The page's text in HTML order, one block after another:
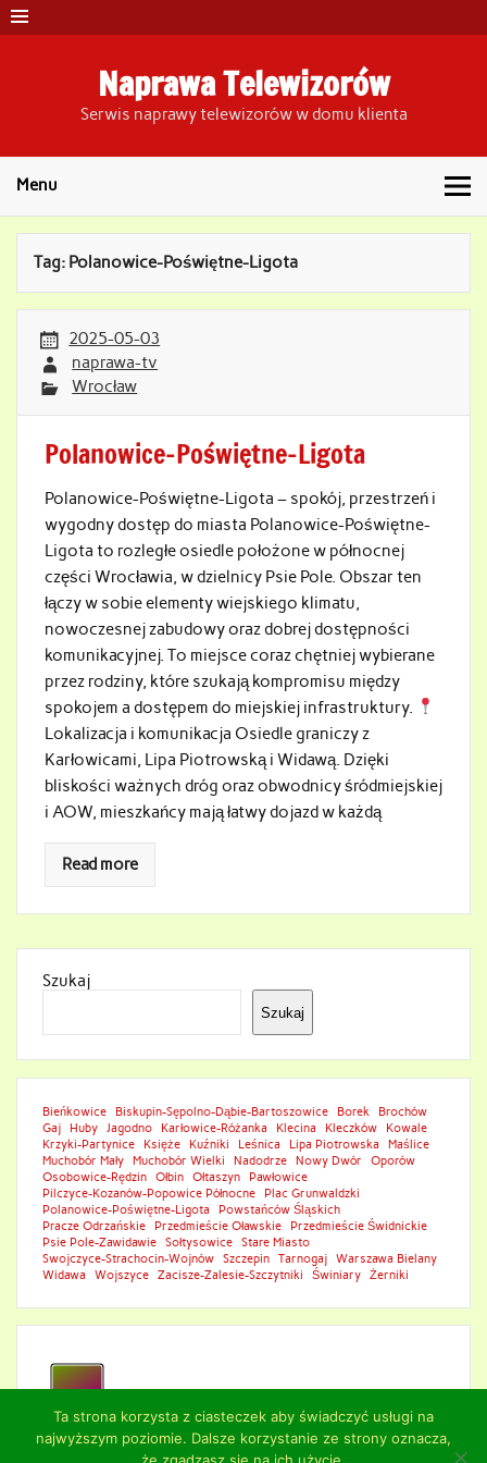
Skip
to
content
Naprawa Telewizorów
Serwis naprawy telewizorów w domu klienta
Menu
Tag: Polanowice-Poświętne-Ligota
2025-05-03
naprawa-tv
Wrocław
Polanowice-Poświętne-Ligota
Polanowice-Poświętne-Ligota – spokój, przestrzeń i
wygodny dostęp do miasta Polanowice-Poświętne-
Ligota to rozległe osiedle położone w północnej
części Wrocławia, w dzielnicy Psie Pole. Obszar ten
łączy w sobie elementy wiejskiego klimatu,
nowoczesnej zabudowy oraz dobrej dostępności
komunikacyjnej. To miejsce coraz chętniej wybierane
przez rodziny, które szukają kompromisu między
spokojem a dostępem do miejskiej infrastruktury.
Lokalizacja i komunikacja Osiedle graniczy z
Karłowicami, Lipa Piotrowską i Widawą. Dzięki
bliskości ważnych dróg oraz obwodnicy śródmiejskiej
i AOW, mieszkańcy mają łatwy dojazd w każdą
Read more
Szukaj
Szukaj
Bieńkowice Biskupin-Sępolno-Dąbie-Bartoszowice Borek
Brochów
Gaj
Huby Jagodno Karłowice-Różanka Klecina Kleczków
Kowale
Krzyki-Partynice
Księże Kuźniki Leśnica Lipa Piotrowska
Maślice
Muchobór Mały
Muchobór Wielki Nadodrze Nowy Dwór
Oporów
Osobowice-Rędzin
Ołbin Ołtaszyn
Pawłowice
Pilczyce-Kozanów-Popowice Północne
Plac Grunwaldzki
Polanowice-Poświętne-Ligota
Powstańców Śląskich
Pracze Odrzańskie
Przedmieście Oławskie
Przedmieście Świdnickie
Psie Pole-Zawidawie
Sołtysowice
Stare Miasto
Swojczyce-Strachocin-Wojnów
Szczepin Tarnogaj
Warszawa Bielany
Widawa
Wojszyce Zacisze-Zalesie-Szczytniki Świniary Żerniki
Ta strona korzysta z ciasteczek aby świadczyć usługi na
najwyższym poziomie. Dalsze korzystanie ze strony oznacza,